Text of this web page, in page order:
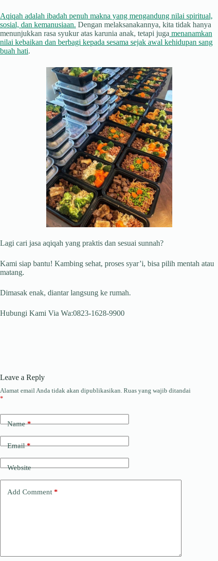
Aqiqah adalah ibadah penuh makna yang mengandung nilai spiritual,
sosial, dan kemanusiaan. Dengan melaksanakannya, kita tidak hanya
menunjukkan rasa syukur atas karunia anak, tetapi juga menanamkan
nilai kebaikan dan berbagi kepada sesama sejak awal kehidupan sang
buah hati.
Lagi cari jasa aqiqah yang praktis dan sesuai sunnah?
Kami siap bantu! Kambing sehat, proses syar’i, bisa pilih mentah atau
matang.
Dimasak enak, diantar langsung ke rumah.
Hubungi Kami Via Wa:0823-1628-9900
Leave a Reply
Alamat email Anda tidak akan dipublikasikan. Ruas yang wajib ditandai
*
Name*
Email*
Website
Add Comment *